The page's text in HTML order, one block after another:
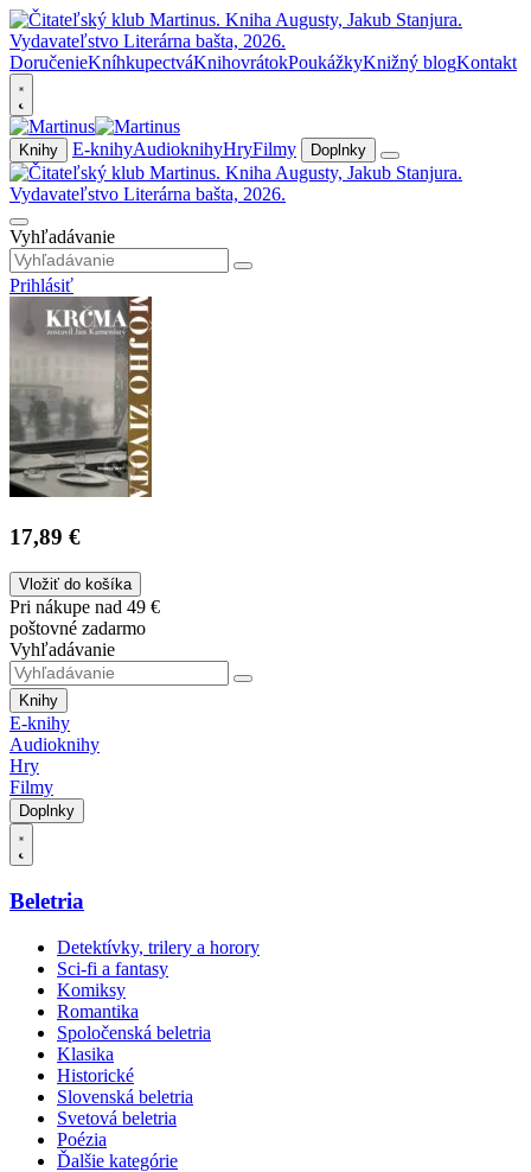
DoručenieKníhkupectváKnihovrátokPoukážkyKnižný blogKontakt
Knihy E-knihyAudioknihyHryFilmy Doplnky
Vyhľadávanie
Prihlásiť
17,89 €
Vložiť do košíka
Pri nákupe nad 49 €
poštovné zadarmo
Vyhľadávanie
Knihy
E-knihy
Audioknihy
Hry
Filmy
Doplnky
Beletria
Detektívky, trilery a horory
Sci-fi a fantasy
Komiksy
Romantika
Spoločenská beletria
Klasika
Historické
Slovenská beletria
Svetová beletria
Poézia
Ďalšie kategórie